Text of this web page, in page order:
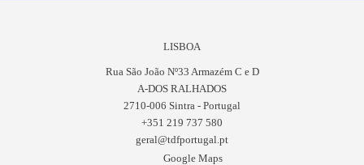
LISBOA
Rua São João Nº33 Armazém C e D
A-DOS RALHADOS
2710-006 Sintra - Portugal
+351 219 737 580
geral@tdfportugal.pt
Google Maps